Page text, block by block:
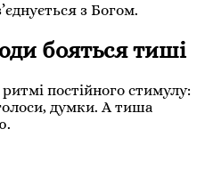
з Богом.
бояться тиші
постійного стимулу:
думки. А тиша